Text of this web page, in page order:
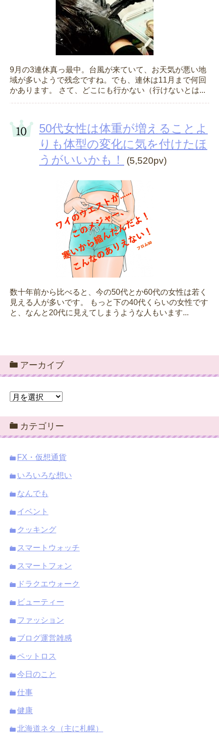
9月の3連休真っ最中。台風が来ていて、お天気が悪い地
域が多いようで残念ですね。でも、連休は11月まで何回
かあります。 さて、どこにも行かない（行けないとは...
50代女性は体重が増えることよ
りも体型の変化に気を付けたほ
うがいいかも！
(5,520pv)
数十年前から比べると、今の50代とか60代の女性は若く
見える人が多いです。 もっと下の40代くらいの女性です
と、なんと20代に見えてしまうような人もいます...
アーカイブ
ア
カ
イ
ブ
カテゴリー
FX・仮想通貨
いろいろな想い
なんでも
イベント
クッキング
スマートウォッチ
スマートフォン
ドラクエウォーク
ビューティー
ファッション
ブログ運営雑感
ペットロス
今日のこと
仕事
健康
北海道ネタ（主に札幌）